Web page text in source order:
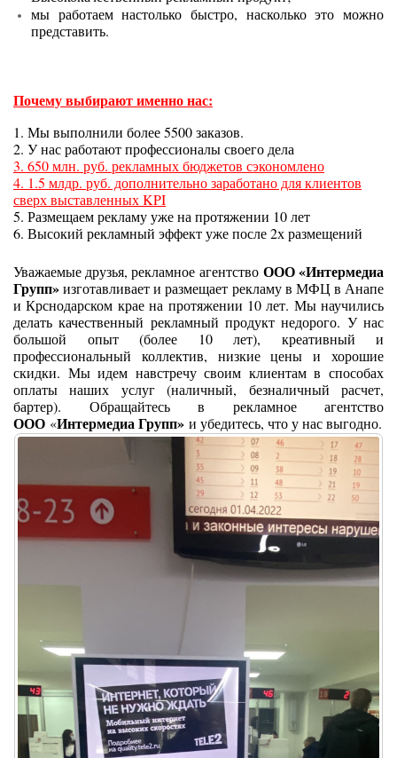
мы работаем настолько быстро, насколько это можно
представить.
Почему выбирают именно нас:
1. Мы выполнили более 5500 заказов.
2. У нас работают профессионалы своего дела
3. 650 млн. руб. рекламных бюджетов сэкономлено
4. 1.5 млдр. руб. дополнительно заработано для клиентов
сверх выставленных KPI
5. Размещаем рекламу уже на протяжении 10 лет
6. Высокий рекламный эффект уже после 2х размещений
Уважаемые друзья, рекламное агентство ООО «Интермедиа
Групп»изготавливает и размещает рекламу в МФЦ в Анапе
и Крснодарском крае на протяжении 10 лет. Мы научились
делать качественный рекламный продукт недорого. У нас
большой опыт (более 10 лет), креативный и
профессиональный коллектив, низкие цены и хорошие
скидки. Мы идем навстречу своим клиентам в способах
оплаты наших услуг (наличный, безналичный расчет,
бартер). Обращайтесь в рекламное агентство
ООО «Интермедиа Групп» и убедитесь, что у нас выгодно.